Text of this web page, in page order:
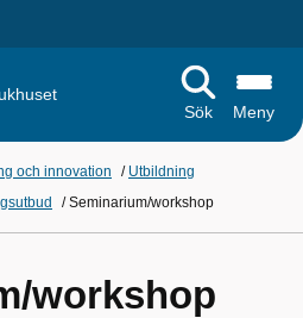
Sök
Meny
och innovation / Utbildning
/Seminarium/workshop
workshop